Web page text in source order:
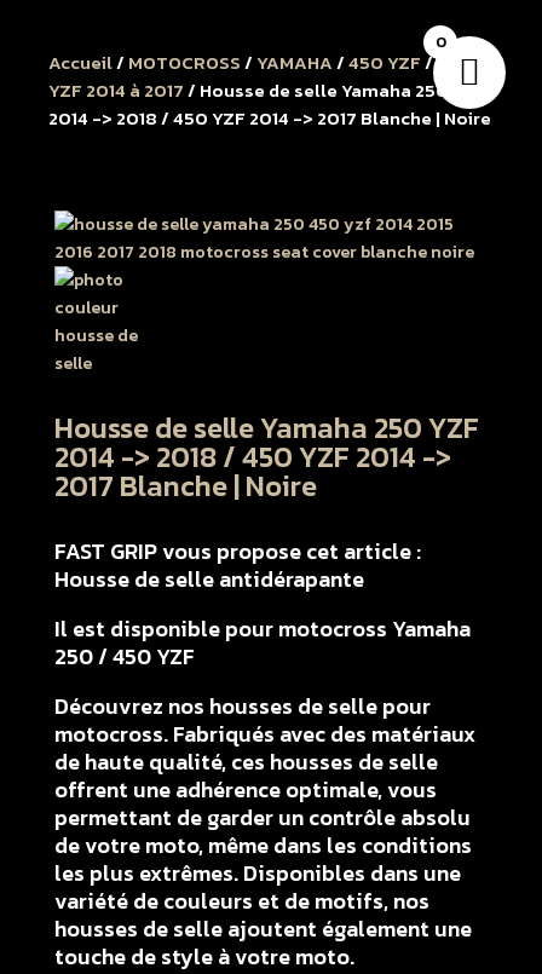
Accueil/ MOTOCROSS/YAMAHA/450 YZF/ 450
YZF 2014 à 2017/ Housse de selle Yamaha 250 YZF
2014 -> 2018 / 450 YZF 2014 -> 2017 Blanche | Noire
Housse de selle Yamaha 250 YZF
2014 -> 2018 / 450 YZF 2014 ->
2017 Blanche | Noire
FAST GRIP vous propose cet article :
Housse de selle antidérapante
Il est disponible pour motocross Yamaha
250 / 450 YZF
Découvrez nos housses de selle pour
motocross. Fabriqués avec des matériaux
de haute qualité, ces housses de selle
offrent une adhérence optimale, vous
permettant de garder un contrôle absolu
de votre moto, même dans les conditions
les plus extrêmes. Disponibles dans une
variété de couleurs et de motifs, nos
housses de selle ajoutent également une
touche de style à votre moto.
0